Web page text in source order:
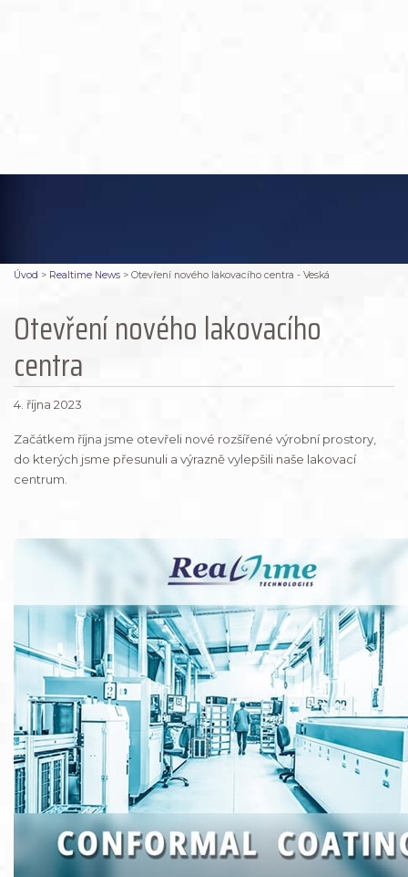
Úvod > Realtime News > Otevření nového lakovacího centra - Veská
Otevření nového lakovacího
centra
4. října 2023
Začátkem října jsme otevřeli nové rozšířené výrobní prostory,
do kterých jsme přesunuli a výrazně vylepšili naše lakovací
centrum.